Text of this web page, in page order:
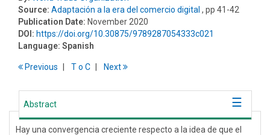
Source: Adaptación a la era del comercio digital , pp 41-42
Publication Date: November 2020
DOI: https://doi.org/10.30875/9789287054333c021
Language: Spanish
Previous To C Next
Abstract
Hay una convergencia creciente respecto a la idea de que el